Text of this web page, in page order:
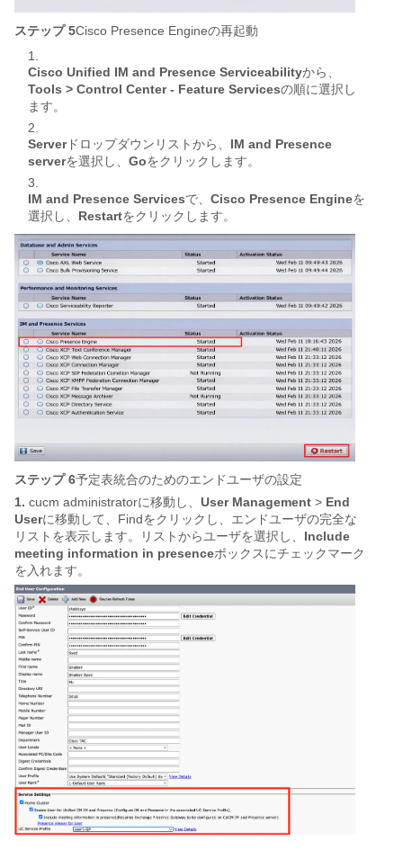
ステップ 5Cisco Presence Engineの再起動
Cisco Unified IM and Presence Serviceabilityから、
Tools > Control Center - Feature Servicesの順に選択し
ます。
Serverドロップダウンリストから、 IM and Presence
serverを選択し、 Goをクリックします。
IM and Presence Servicesで、 Cisco Presence Engineを
選択し、 Restartをクリックします。
ステップ 6予定表統合のためのエンドユーザの設定
1. cucm administratorに移動し、 User Management > End
Userに移動して、Findをクリックし、エンドユーザの完全な
リストを表示します。リストからユーザを選択し、 Include
meeting information in presenceボックスにチェックマーク
を入れます。